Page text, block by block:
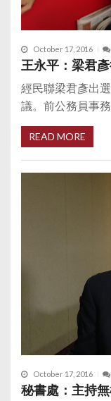
October 17, 2016
王永平：梁君
經民聯梁君彥出
議。前公務員事
READ MORE
October 17, 2016
秘書處：主持